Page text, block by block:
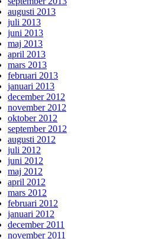
augusti 2013
juli 2013
juni 2013
maj 2013
april 2013
mars 2013
februari 2013
januari 2013
december 2012
november 2012
oktober 2012
september 2012
augusti 2012
juli 2012
juni 2012
maj 2012
april 2012
mars 2012
februari 2012
januari 2012
december 2011
november 2011